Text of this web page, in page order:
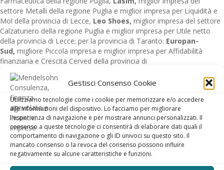
Gestisci Consenso Cookie
Utilizziamo tecnologie come i cookie per memorizzare e/o accedere
alle informazioni del dispositivo. Lo facciamo per migliorare
l'esperienza di navigazione e per mostrare annunci personalizzati. Il
consenso a queste tecnologie ci consentirà di elaborare dati quali il
comportamento di navigazione o gli ID univoci su questo sito. Il
mancato consenso o la revoca del consenso possono influire
negativamente su alcune caratteristiche e funzioni.
settore Metalli della regione Puglia e miglior impresa per Liquidità e
Mol della provincia di Lecce, Leo Shoes, miglior impresa del settore
Calzaturiero della regione Puglia e miglior impresa per Utile netto
della provincia di Lecce; per la provincia di Taranto: Europan-
Sud, migliore Piccola impresa e miglior impresa per Affidabilità
finanziaria e Crescita Cerved della provincia di
Taranto,
Taranto, Serveco, miglior impresa del settore Ambiente della regione
Puglia,Vestas Blades Italia,
migliore Grande impresa e miglior
impresa per Fatturato/Ricavi della provincia di Taranto
Zanzar,miglior impresa del settore Costruzioni di strutture
metalliche della regione Puglia. Menzioni di Merito sono state
attribuite allo spin offVidyasoft(Le), ad Amici di Nico Onlus
Associazione comunità Emmanuel Onlus(Ta).